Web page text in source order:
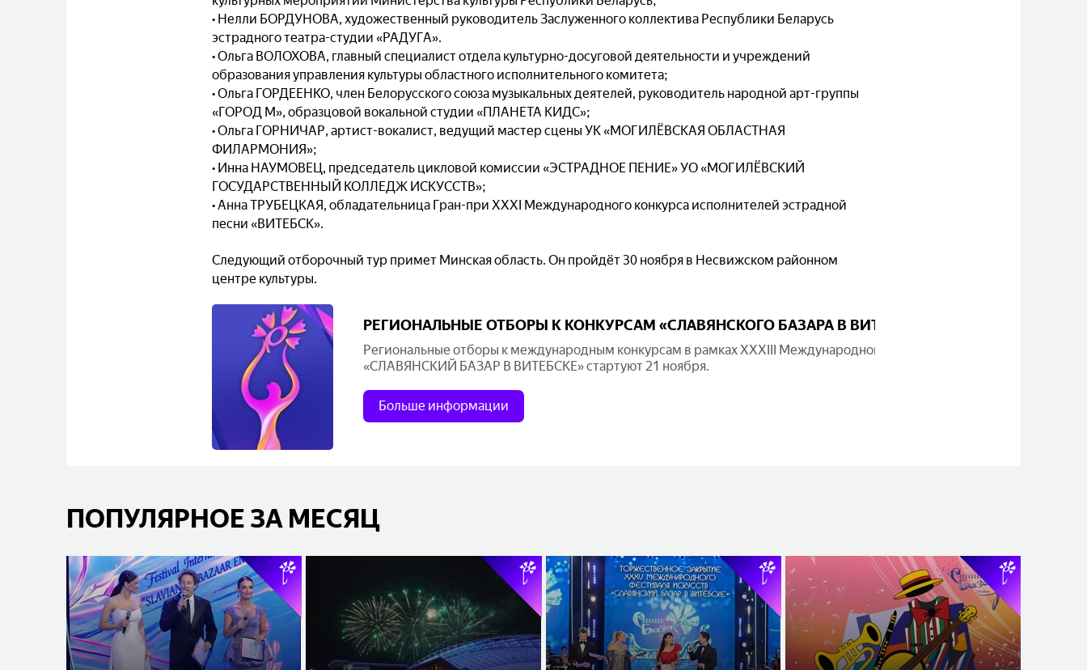
• Нелли БОРДУНОВА, художественный руководитель Заслуженного коллектива Республики Беларусь
эстрадного театра-студии «РАДУГА».
• Ольга ВОЛОХОВА, главный специалист отдела культурно-досуговой деятельности и учреждений
образования управления культуры областного исполнительного комитета;
• Ольга ГОРДЕЕНКО, член Белорусского союза музыкальных деятелей, руководитель народной арт-группы
«ГОРОД М», образцовой вокальной студии «ПЛАНЕТА КИДС»;
• Ольга ГОРНИЧАР, артист-вокалист, ведущий мастер сцены УК «МОГИЛЁВСКАЯ ОБЛАСТНАЯ
ФИЛАРМОНИЯ»;
• Инна НАУМОВЕЦ, председатель цикловой комиссии «ЭСТРАДНОЕ ПЕНИЕ» УО «МОГИЛЁВСКИЙ
ГОСУДАРСТВЕННЫЙ КОЛЛЕДЖ ИСКУССТВ»;
• Анна ТРУБЕЦКАЯ, обладательница Гран-при XXXI Международного конкурса исполнителей эстрадной
песни «ВИТЕБСК».
Следующий отборочный тур примет Минская область. Он пройдёт 30 ноября в Несвижском районном
центре культуры.
РЕГИОНАЛЬНЫЕ ОТБОРЫ К КОНКУРСАМ «СЛАВЯНСКОГО БАЗАРА В ВИТЕБСКЕ» СТАРТУЮТ В
Региональные отборы к международным конкурсам в рамках XXXIII Международного фестиваля искусств
«СЛАВЯНСКИЙ БАЗАР В ВИТЕБСКЕ» стартуют 21 ноября.
Больше информации
ПОПУЛЯРНОЕ ЗА МЕСЯЦ